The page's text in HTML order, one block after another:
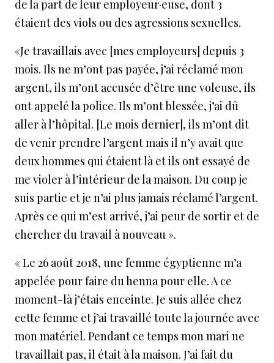
de la part de leur employeur·euse, dont 3
étaient des viols ou des agressions sexuelles.
«Je travaillais avec [mes employeurs] depuis 3
mois. Ils ne m’ont pas payée, j’ai réclamé mon
argent, ils m’ont accusée d’être une voleuse, ils
ont appelé la police. Ils m’ont blessée, j’ai dû
aller à l’hôpital. [Le mois dernier], ils m’ont dit
de venir prendre l’argent mais il n’y avait que
deux hommes qui étaient là et ils ont essayé de
me violer à l’intérieur de la maison. Du coup je
suis partie et je n’ai plus jamais réclamé l’argent.
Après ce qui m’est arrivé, j’ai peur de sortir et de
chercher du travail à nouveau ».
« Le 26 août 2018, une femme égyptienne m’a
appelée pour faire du henna pour elle. A ce
moment-là j’étais enceinte. Je suis allée chez
cette femme et j’ai travaillé toute la journée avec
mon matériel. Pendant ce temps mon mari ne
travaillait pas, il était à la maison. J’ai fait du